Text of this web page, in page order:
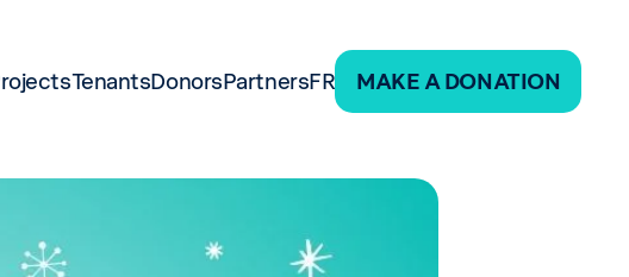
TenantsDonorsPartnersFR MAKE A DONATION